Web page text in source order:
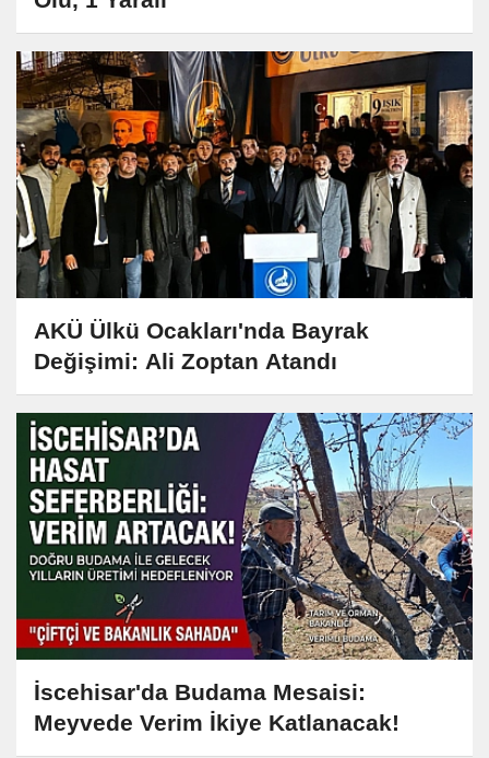
AKÜ Ülkü Ocakları'nda Bayrak
Değişimi: Ali Zoptan Atandı
İscehisar'da Budama Mesaisi:
Meyvede Verim İkiye Katlanacak!